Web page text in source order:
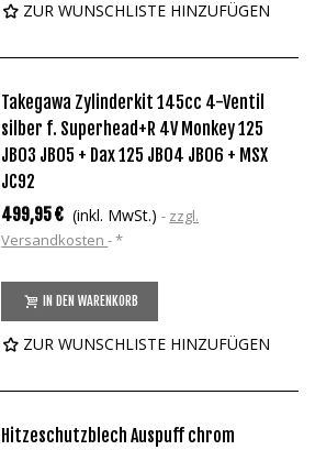
ZUR WUNSCHLISTE HINZUFÜGEN
Takegawa Zylinderkit 145cc 4-Ventil
silber f. Superhead+R 4V Monkey 125
JB03 JB05 + Dax 125 JB04 JB06 + MSX
JC92
499,95 € (inkl. MwSt.)
zzgl.
Versandkosten *
IN DEN WARENKORB
ZUR WUNSCHLISTE HINZUFÜGEN
Hitzeschutzblech Auspuff chrom